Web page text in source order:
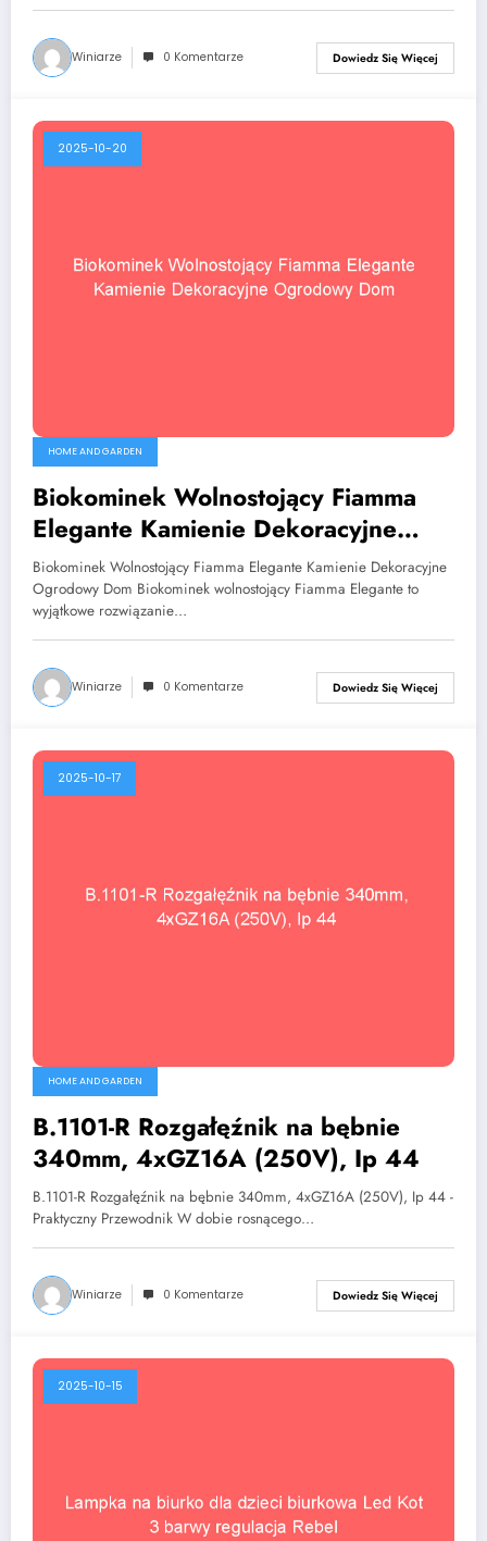
Winiarze 0 Komentarze Dowiedz Się Więcej
2025-10-20
HOME AND GARDEN
Biokominek Wolnostojący Fiamma
Elegante Kamienie Dekoracyjne
Ogrodowy Dom
Biokominek Wolnostojący Fiamma Elegante Kamienie Dekoracyjne
Ogrodowy Dom Biokominek wolnostojący Fiamma Elegante to
wyjątkowe rozwiązanie…
Winiarze 0 Komentarze Dowiedz Się Więcej
2025-10-17
HOME AND GARDEN
B.1101-R Rozgałęźnik na bębnie
340mm, 4xGZ16A (250V), Ip 44
B.1101-R Rozgałęźnik na bębnie 340mm, 4xGZ16A (250V), Ip 44 -
Praktyczny Przewodnik W dobie rosnącego…
Winiarze 0 Komentarze Dowiedz Się Więcej
2025-10-15